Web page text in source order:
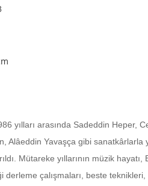
yılları arasında Sadeddin Heper,
Alâeddin Yavaşça gibi
Mütareke yıllarının müzik
derleme çalışmaları, beste